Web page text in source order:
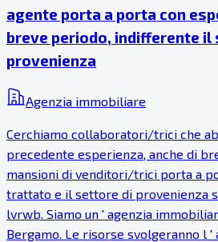
agente porta a porta con
breve periodo, indifferente il
provenienza
Agenzia immobiliare
Cerchiamo collaboratori/trici che
precedente esperienza, anche di
mansioni di venditori/trici porta a
trattato e il settore di provenienza
lvrwb. Siamo un ' agenzia
Bergamo. Le risorse svolgeranno l '